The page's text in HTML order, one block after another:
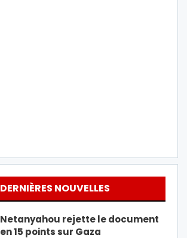
DERNIÈRES NOUVELLES
Netanyahou rejette le document
en 15 points sur Gaza